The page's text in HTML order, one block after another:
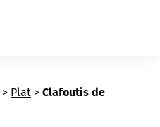
> Plat > Clafoutis de